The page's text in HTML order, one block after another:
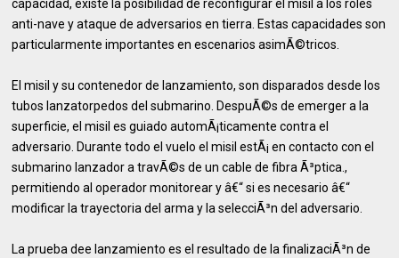
capacidad, existe la posibilidad de reconfigurar el misil a los roles
anti-nave y ataque de adversarios en tierra. Estas capacidades son
particularmente importantes en escenarios asimÃ©tricos.
El misil y su contenedor de lanzamiento, son disparados desde los
tubos lanzatorpedos del submarino. DespuÃ©s de emerger a la
superficie, el misil es guiado automÃ¡ticamente contra el
adversario. Durante todo el vuelo el misil estÃ¡ en contacto con el
submarino lanzador a travÃ©s de un cable de fibra Ã³ptica.,
permitiendo al operador monitorear y â€“ si es necesario â€“
modificar la trayectoria del arma y la selecciÃ³n del adversario.
La prueba dee lanzamiento es el resultado de la finalizaciÃ³n de